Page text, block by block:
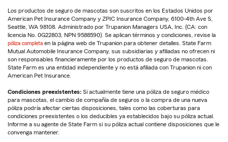
Los productos de seguro de mascotas son suscritos en los Estados Unidos por
American Pet Insurance Company y ZPIC Insurance Company, 6100-4th Ave S,
Seattle, WA 98108. Administrado por Trupanion Managers USA, Inc. (CA: con
licencia No. 0G22803, NPN 9588590). Se aplican términos y condiciones, revise la
póliza completa en la página web de Trupanion para obtener detalles. State Farm
Mutual Automobile Insurance Company, sus subsidiarias y afiliadas no ofrecen ni
son responsables financieramente por los productos de seguro de mascotas.
State Farm es una entidad independiente y no está afiliada con Trupanion ni con
American Pet Insurance.
Condiciones preexistentes: Si actualmente tiene una póliza de seguro médico
para mascotas, el cambio de compañía de seguros o la compra de una nueva
póliza podría afectar ciertas disposiciones, tales como las coberturas para
condiciones preexistentes o los deducibles ya establecidos bajo su póliza actual.
Informe a su agente de State Farm si su póliza actual contiene disposiciones que le
convenga mantener.